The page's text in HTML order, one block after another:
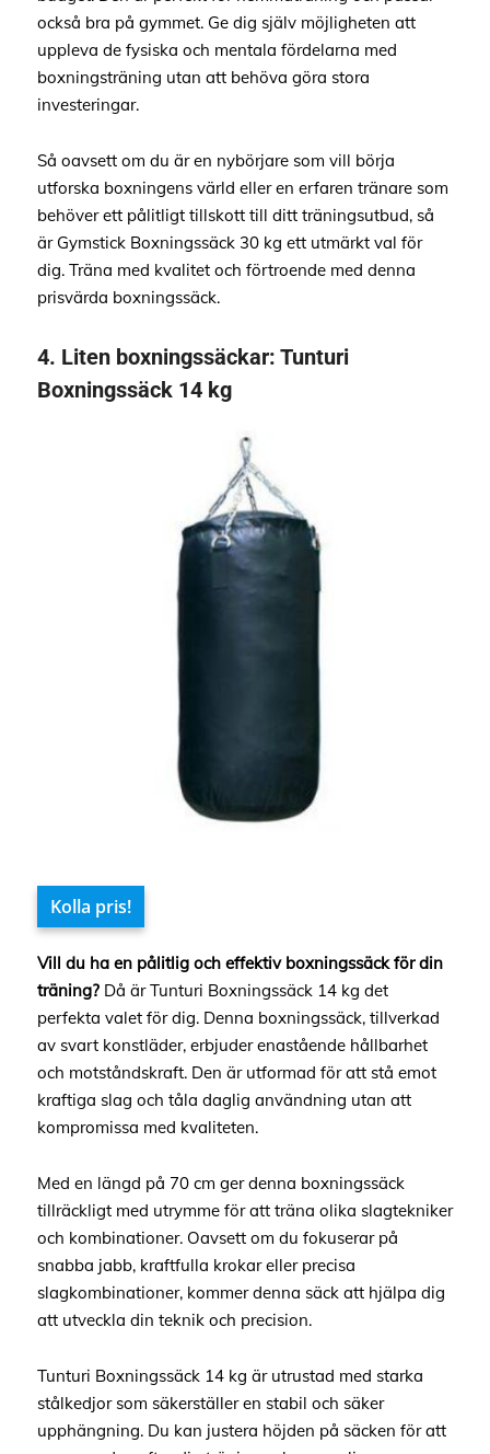
också bra på gymmet. Ge dig själv möjligheten att
uppleva de fysiska och mentala fördelarna med
boxningsträning utan att behöva göra stora
investeringar.
Så oavsett om du är en nybörjare som vill börja
utforska boxningens värld eller en erfaren tränare som
behöver ett pålitligt tillskott till ditt träningsutbud, så
är Gymstick Boxningssäck 30 kg ett utmärkt val för
dig. Träna med kvalitet och förtroende med denna
prisvärda boxningssäck.
4. Liten boxningssäckar: Tunturi
Boxningssäck 14 kg
Kolla pris!
Vill du ha en pålitlig och effektiv boxningssäck för din
träning? Då är Tunturi Boxningssäck 14 kg det
perfekta valet för dig. Denna boxningssäck, tillverkad
av svart konstläder, erbjuder enastående hållbarhet
och motståndskraft. Den är utformad för att stå emot
kraftiga slag och tåla daglig användning utan att
kompromissa med kvaliteten.
Med en längd på 70 cm ger denna boxningssäck
tillräckligt med utrymme för att träna olika slagtekniker
och kombinationer. Oavsett om du fokuserar på
snabba jabb, kraftfulla krokar eller precisa
slagkombinationer, kommer denna säck att hjälpa dig
att utveckla din teknik och precision.
Tunturi Boxningssäck 14 kg är utrustad med starka
stålkedjor som säkerställer en stabil och säker
upphängning. Du kan justera höjden på säcken för att